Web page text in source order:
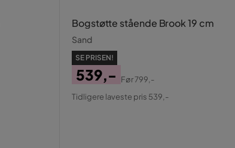
Bogstøtte stående Brook 19 cm
Sand
SE PRISEN!
Pris
539,-
Original
Før799,-
Tidligere laveste pris 539,-